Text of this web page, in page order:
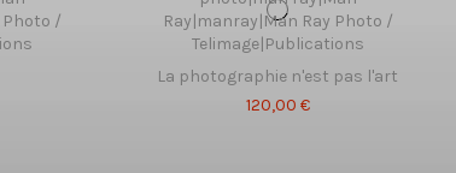
La photographie n'est pas l'art
120,00 €